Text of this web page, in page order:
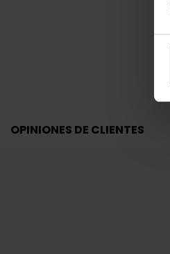
OPINIONES DE CLIENTES